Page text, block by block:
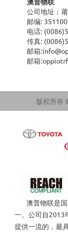
公司地址：
邮编: 351100
电话:
传真:
邮箱:
邮箱:
版权所有
澳普物联是国
一。公司自2013
提供一流的，最